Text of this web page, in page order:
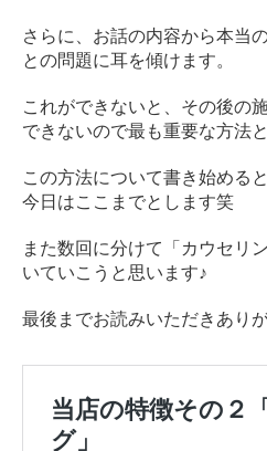
さらに、お話の内容から本当
との問題に耳を傾けます。
これができないと、その後の
できないので最も重要な方法
この方法について書き始める
今日はここまでとします笑
また数回に分けて「カウセリ
いていこうと思います♪
最後までお読みいただきあり